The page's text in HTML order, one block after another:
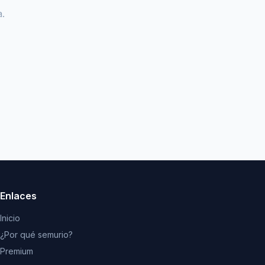
Enlaces
Inicio
¿Por qué semurio?
Premium